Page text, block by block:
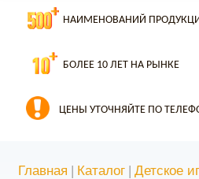
НАИМЕНОВАНИЙ
БОЛЕЕ 10 ЛЕТ НА РЫНКЕ
ЦЕНЫ УТОЧНЯЙТЕ ПО
Главная | Каталог | Детское